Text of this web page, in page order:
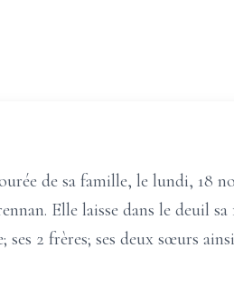
de sa famille, le lundi, 18
Elle laisse dans le deuil
2 frères; ses deux sœurs